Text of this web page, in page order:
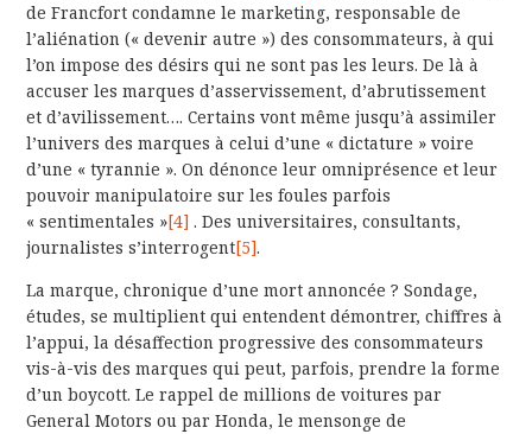
de Francfort condamne le marketing, responsable de
l’aliénation (« devenir autre ») des consommateurs, à qui
l’on impose des désirs qui ne sont pas les leurs. De là à
accuser les marques d’asservissement, d’abrutissement
et d’avilissement…. Certains vont même jusqu’à assimiler
l’univers des marques à celui d’une « dictature » voire
d’une « tyrannie ». On dénonce leur omniprésence et leur
pouvoir manipulatoire sur les foules parfois
« sentimentales »[4] . Des universitaires, consultants,
journalistes s’interrogent[5].
La marque, chronique d’une mort annoncée ? Sondage,
études, se multiplient qui entendent démontrer, chiffres à
l’appui, la désaffection progressive des consommateurs
vis-à-vis des marques qui peut, parfois, prendre la forme
d’un boycott. Le rappel de millions de voitures par
General Motors ou par Honda, le mensonge de